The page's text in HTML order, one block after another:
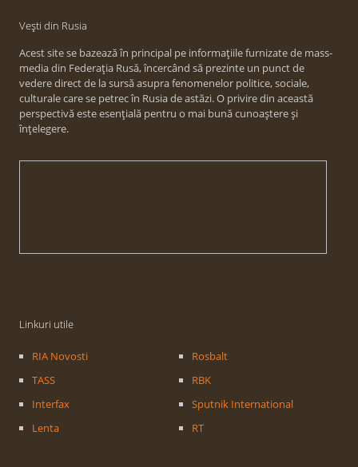
Vești din Rusia
Acest site se bazează în principal pe informațiile furnizate de mass-
media din Federația Rusă, încercând să prezinte un punct de
vedere direct de la sursă asupra fenomenelor politice, sociale,
culturale care se petrec în Rusia de astăzi. O privire din această
perspectivă este esențială pentru o mai bună cunoaștere și
înțelegere.
Linkuri utile
RIA Novosti
TASS
Interfax
Lenta
Rosbalt
RBK
Sputnik International
RT